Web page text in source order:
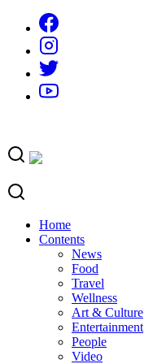
content
Home
Contents
News
Food
Travel
Wellness
Art & Culture
Entertainment
People
Video